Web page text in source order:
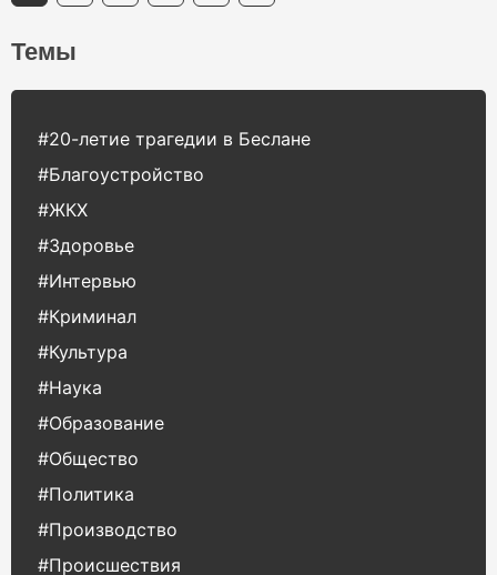
Темы
#20-летие трагедии в Беслане
#Благоустройство
#ЖКХ
#Здоровье
#Интервью
#Криминал
#Культура
#Наука
#Образование
#Общество
#Политика
#Производство
#Происшествия